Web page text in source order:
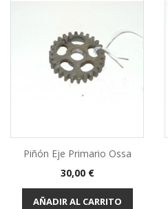
Piñón Eje Primario Ossa
Precio
30,00 €
AÑADIR AL CARRITO